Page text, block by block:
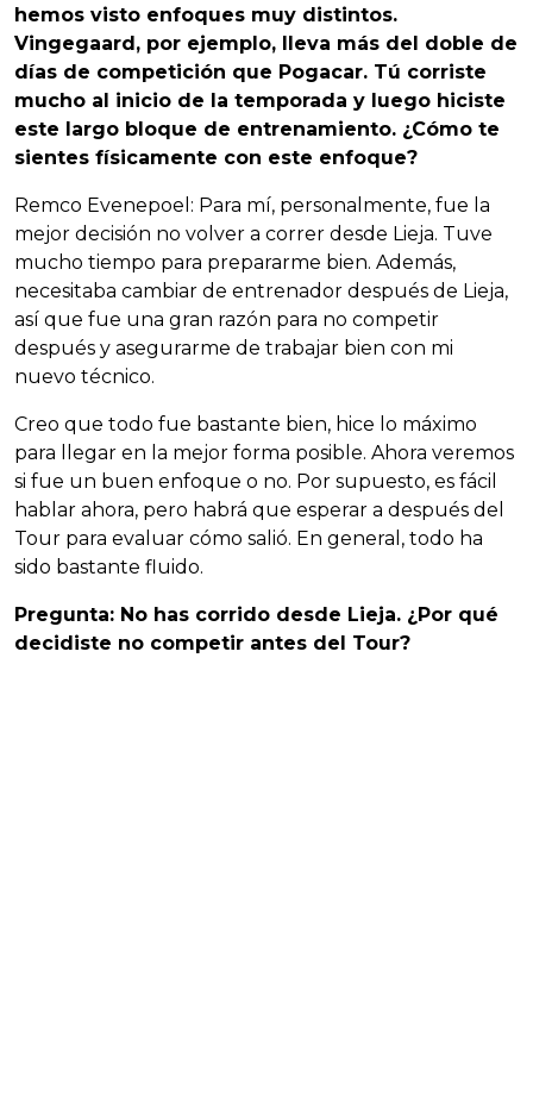
hemos visto enfoques muy distintos.
Vingegaard, por ejemplo, lleva más del doble de
días de competición que Pogacar. Tú corriste
mucho al inicio de la temporada y luego hiciste
este largo bloque de entrenamiento. ¿Cómo te
sientes físicamente con este enfoque?
Remco Evenepoel: Para mí, personalmente, fue la
mejor decisión no volver a correr desde Lieja. Tuve
mucho tiempo para prepararme bien. Además,
necesitaba cambiar de entrenador después de Lieja,
así que fue una gran razón para no competir
después y asegurarme de trabajar bien con mi
nuevo técnico.
Creo que todo fue bastante bien, hice lo máximo
para llegar en la mejor forma posible. Ahora veremos
si fue un buen enfoque o no. Por supuesto, es fácil
hablar ahora, pero habrá que esperar a después del
Tour para evaluar cómo salió. En general, todo ha
sido bastante fluido.
Pregunta: No has corrido desde Lieja. ¿Por qué
decidiste no competir antes del Tour?